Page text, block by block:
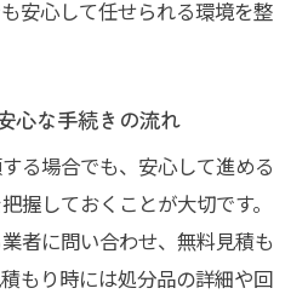
安心して任せられる環境を整
心な手続きの流れ
る場合でも、安心して進める
握しておくことが大切です。
者に問い合わせ、無料見積も
もり時には処分品の詳細や回